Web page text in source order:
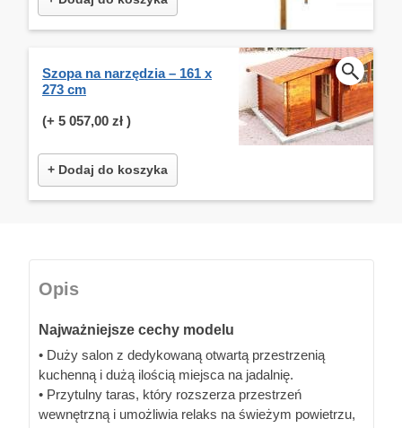
Szopa na narzędzia – 161 x
273 cm
(+ 5 057,00 zł )
+ Dodaj do koszyka
Opis
Najważniejsze cechy modelu
• Duży salon z dedykowaną otwartą przestrzenią
kuchenną i dużą ilością miejsca na jadalnię.
• Przytulny taras, który rozszerza przestrzeń
wewnętrzną i umożliwia relaks na świeżym powietrzu,